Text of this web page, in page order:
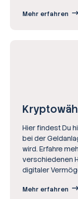
Mehr erfahren
Hier findest Du
bei der
wird. Erfahre
verschiedenen
digitaler
Mehr erfahren